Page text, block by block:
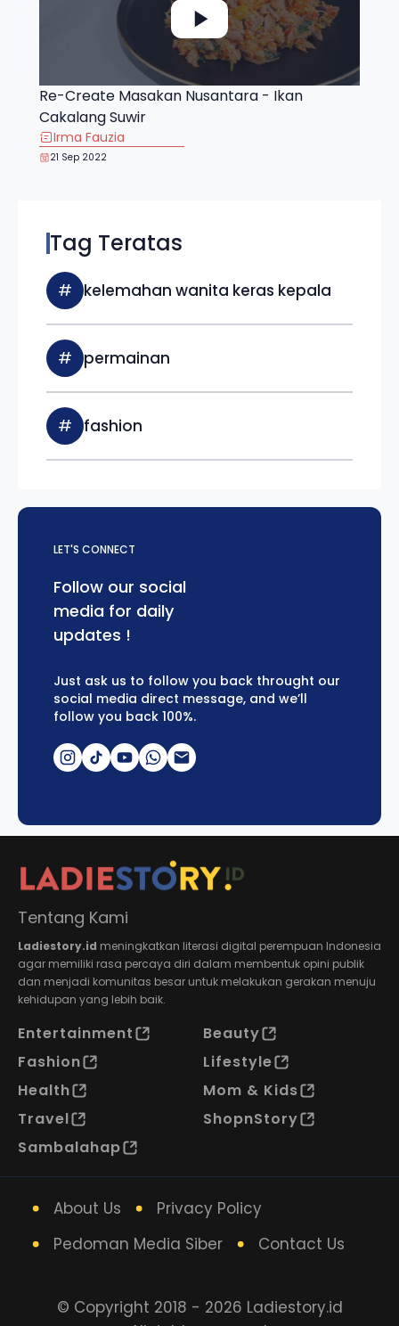
Re-Create Masakan Nusantara - Ikan
Cakalang Suwir
Irma Fauzia
21 Sep 2022
Tag Teratas
# kelemahan wanita keras kepala
# permainan
# fashion
LET'S CONNECT
Follow our social
media for daily
updates !
Just ask us to follow you back throught our
social media direct message, and we’ll
follow you back 100%.
Tentang Kami
Ladiestory.id meningkatkan literasi digital perempuan Indonesia
agar memiliki rasa percaya diri dalam membentuk opini publik
dan menjadi komunitas besar untuk melakukan gerakan menuju
kehidupan yang lebih baik.
Entertainment
Beauty
Fashion
Lifestyle
Health
Mom & Kids
Travel
ShopnStory
Sambalahap
About Us
Privacy Policy
Pedoman Media Siber
Contact Us
© Copyright 2018 - 2026 Ladiestory.id